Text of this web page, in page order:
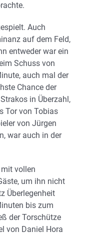
Auch
auf dem Feld,
entweder war ein
Schuss von
auch mal der
Chance der
in Überzahl,
Tor von Tobias
von Jürgen
war auch in der
vollen
um ihn nicht
Überlegenheit
bis zum
der Torschütze
von Daniel Hora